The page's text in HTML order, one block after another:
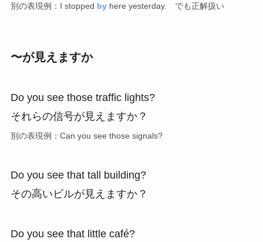
別の表現例：I stopped byhere yesterday. でも正解扱い
〜が見えますか
Do you see those traffic lights?
それらの信号が見えますか？
別の表現例：Can you see those signals?
Do you see that tall building?
その高いビルが見えますか？
Do you see that little café?